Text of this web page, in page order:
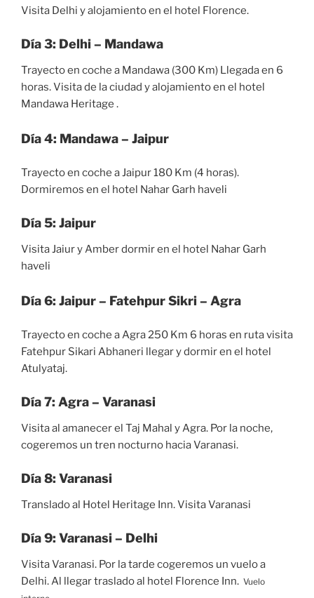
Visita Delhi y alojamiento en el hotel Florence.
Día 3: Delhi – Mandawa
Trayecto en coche a Mandawa (300 Km) Llegada en 6
horas. Visita de la ciudad y alojamiento en el hotel
Mandawa Heritage .
Día 4: Mandawa – Jaipur
Trayecto en coche a Jaipur 180 Km (4 horas).
Dormiremos en el hotel Nahar Garh haveli
Día 5: Jaipur
Visita Jaiur y Amber dormir en el hotel Nahar Garh
haveli
Día 6: Jaipur – Fatehpur Sikri – Agra
Trayecto en coche a Agra 250 Km 6 horas en ruta visita
Fatehpur Sikari Abhaneri llegar y dormir en el hotel
Atulyataj.
Día 7: Agra – Varanasi
Visita al amanecer el Taj Mahal y Agra. Por la noche,
cogeremos un tren nocturno hacia Varanasi.
Día 8: Varanasi
Translado al Hotel Heritage Inn. Visita Varanasi
Día 9: Varanasi – Delhi
Visita Varanasi. Por la tarde cogeremos un vuelo a
Delhi. Al llegar traslado al hotel Florence Inn. Vuelo